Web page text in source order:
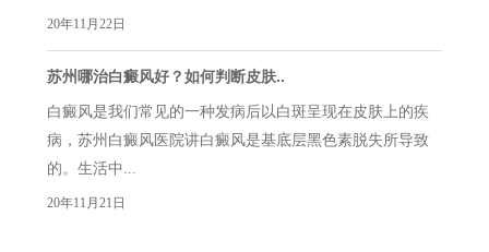
20年11月22日
苏州哪治白癜风好？如何判断皮肤..
白癜风是我们常见的一种发病后以白斑呈现在皮肤上的疾
病，苏州白癜风医院讲白癜风是基底层黑色素脱失所导致
的。生活中...
20年11月21日